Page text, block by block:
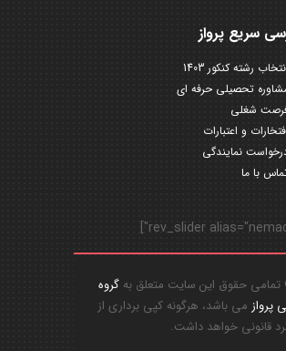
سریع پرواز
رشته کنکور 1403
تحصیلی حرفه ای
شغلی
و اعتبارات
نمایندگی
با ما
گروه
پرواز می باشد، هرگونه کپی برداری از
قانونی خواهد داشت.